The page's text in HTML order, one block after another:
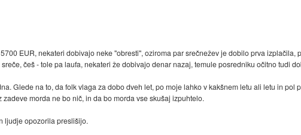
EUR, nekateri dobivajo neke "obresti", oziroma par srečnežev je dobilo prva izplačila,
češ - tole pa laufa, nekateri že dobivajo denar nazaj, temule posredniku očitno tudi
Glede na to, da folk vlaga za dobo dveh let, po moje lahko v kakšnem letu ali letu in pol
morda ne bo nič, in da bo morda vse skušaj izpuhtelo.
ljudje opozorila preslišijo.